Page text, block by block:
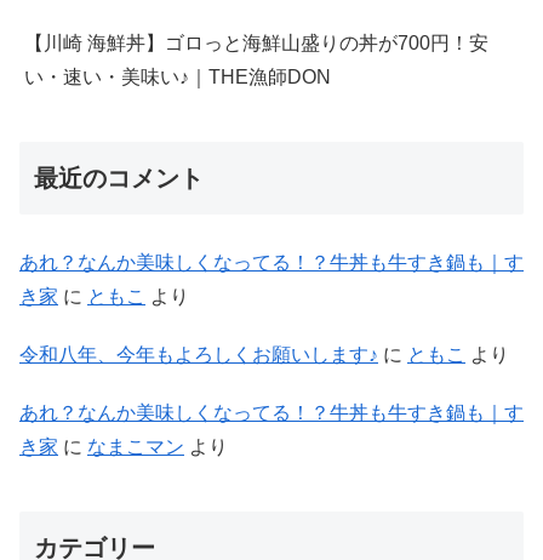
【川崎 海鮮丼】ゴロっと海鮮山盛りの丼が700円！安
い・速い・美味い♪｜THE漁師DON
最近のコメント
あれ？なんか美味しくなってる！？牛丼も牛すき鍋も｜す
き家 に ともこ より
令和八年、今年もよろしくお願いします♪ に ともこ より
あれ？なんか美味しくなってる！？牛丼も牛すき鍋も｜す
き家 に なまこマン より
カテゴリー